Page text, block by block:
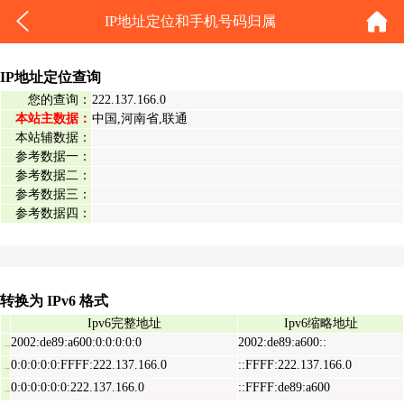
IP地址定位和手机号码归属
IP地址定位查询
您的查询： 222.137.166.0
本站主数据： 中国,河南省,联通
本站辅数据：
参考数据一：
参考数据二：
参考数据三：
参考数据四：
转换为 IPv6 格式
Ipv6完整地址 Ipv6缩略地址
2002:de89:a600:0:0:0:0:0 2002:de89:a600::
0:0:0:0:0:FFFF:222.137.166.0 ::FFFF:222.137.166.0
0:0:0:0:0:0:222.137.166.0 ::FFFF:de89:a600